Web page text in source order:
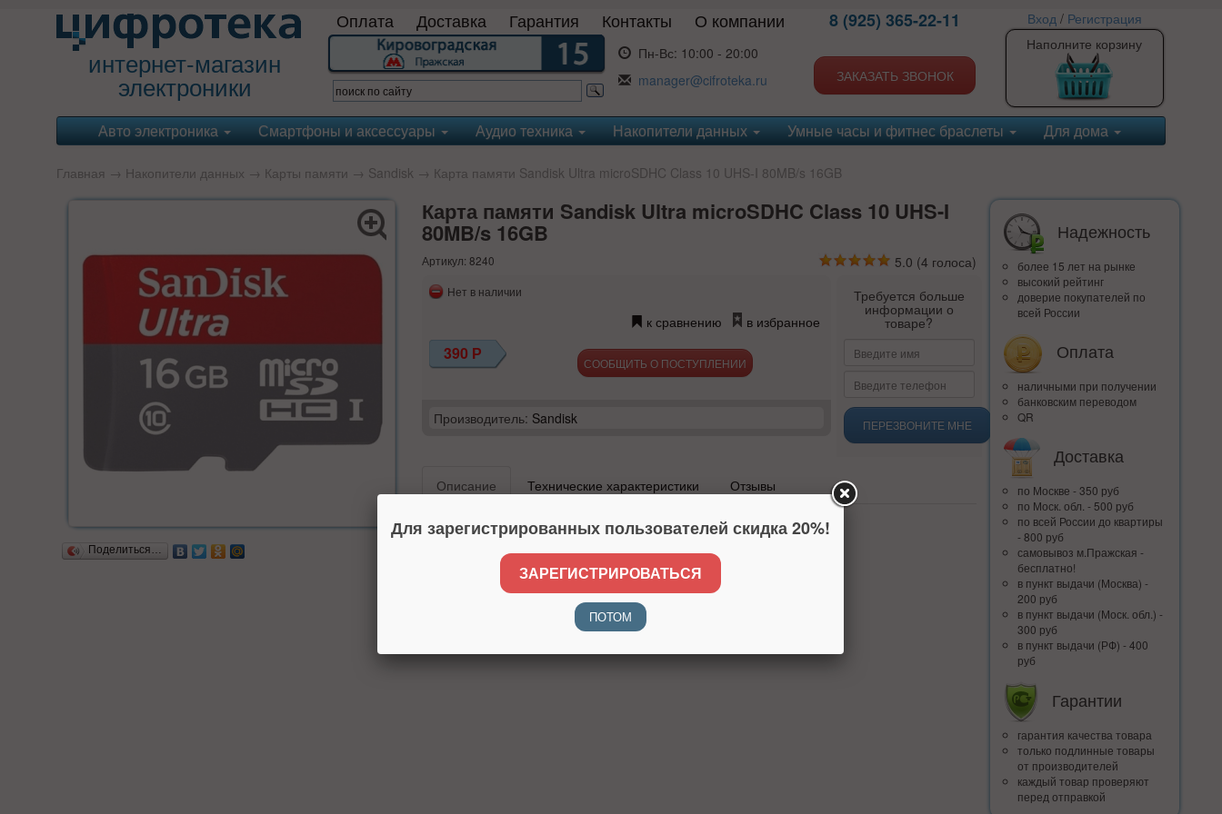
интернет-магазин
электроники
Оплата Доставка Гарантия Контакты О компании
Пн-Вс: 10:00 - 20:00
manager@cifroteka.ru
8 (925) 365-22-11
ЗАКАЗАТЬ ЗВОНОК
Вход/ Регистрация
Наполните корзину
Авто электроника Смартфоны и аксессуары Аудио техника Накопители данных Умные часы и фитнес браслеты Для дома
Главная → Накопители данных → Карты памяти → Sandisk → Карта памяти Sandisk Ultra microSDHC Class 10 UHS-I 80MB/s 16GB
Поделиться…
Карта памяти Sandisk Ultra microSDHC Class 10 UHS-I
80MB/s 16GB
Артикул: 8240 5.0 (4 голоса)
Нет в наличии
к сравнению в избранное
390 Р СООБЩИТЬ О ПОСТУПЛЕНИИ
Производитель: Sandisk
Требуется больше
информации о
товаре?
ПЕРЕЗВОНИТЕ МНЕ
Описание Технические характеристики Отзывы
Надежность
более 15 лет на рынке
высокий рейтинг
доверие покупателей по
всей России
Оплата
наличными при получении
банковским переводом
QR
Доставка
по Москве - 350 руб
по Моск. обл. - 500 руб
по всей Росcии до квартиры
- 800 руб
самовывоз м.Пражская -
бесплатно!
в пункт выдачи (Москва) -
200 руб
в пункт выдачи (Моск. обл.) -
300 руб
в пункт выдачи (РФ) - 400
руб
Гарантии
гарантия качества товара
только подлинные товары
от производителей
каждый товар проверяют
перед отправкой
Для зарегистрированных пользователей скидка 20%!
ЗАРЕГИСТРИРОВАТЬСЯ
ПОТОМ